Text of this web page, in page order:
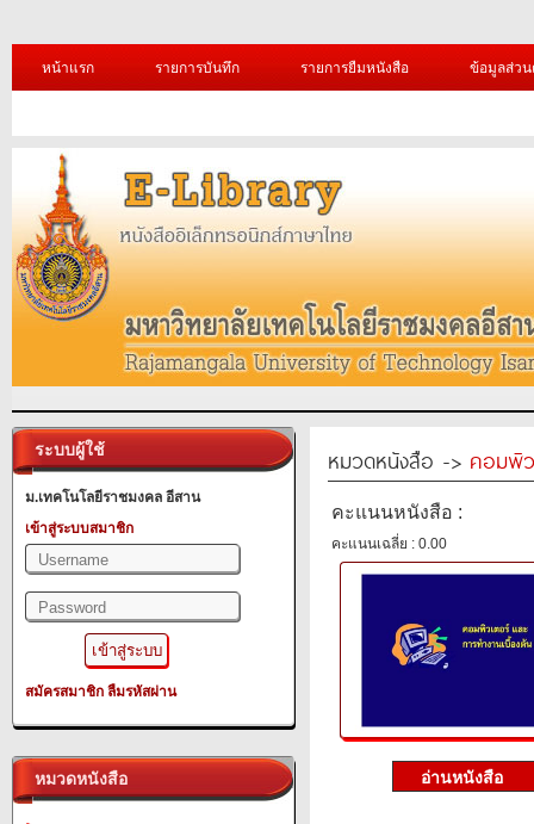
หน้าแรก รายการบันทึก รายการยืมหนังสือ ข้อมูลส่ว
ระบบผู้ใช้
ม.เทคโนโลยีราชมงคล อีสาน
เข้าสู่ระบบสมาชิก
สมัครสมาชิก ลืมรหัสผ่าน
หมวดหนังสือ
หมวดหนังสือ -> คอมพิ
คะแนนหนังสือ :
คะแนนเฉลี่ย : 0.00